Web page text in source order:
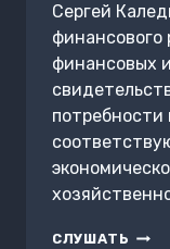
Сергей
финансового
финансовых
потребности
СЛУШАТЬ